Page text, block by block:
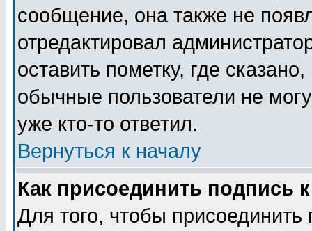
сообщение, она также не
отредактировал
оставить пометку, где
обычные пользователи не
уже кто-то ответил.
Вернуться к началу
Как присоединить подпись
Для того, чтобы